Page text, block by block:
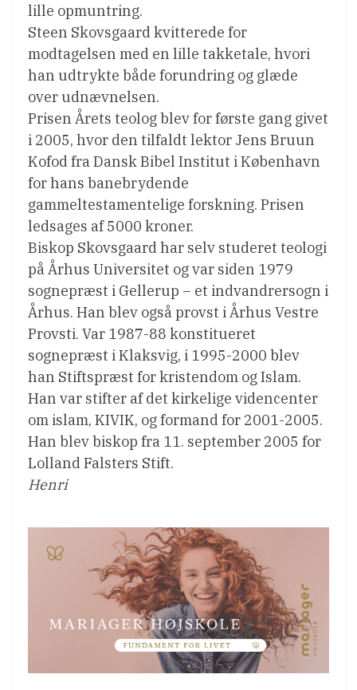
lille opmuntring.
Steen Skovsgaard kvitterede for
modtagelsen med en lille takketale, hvori
han udtrykte både forundring og glæde
over udnævnelsen.
Prisen Årets teolog blev for første gang givet
i 2005, hvor den tilfaldt lektor Jens Bruun
Kofod fra Dansk Bibel Institut i København
for hans banebrydende
gammeltestamentelige forskning. Prisen
ledsages af 5000 kroner.
Biskop Skovsgaard har selv studeret teologi
på Århus Universitet og var siden 1979
sognepræst i Gellerup – et indvandrersogn i
Århus. Han blev også provst i Århus Vestre
Provsti. Var 1987-88 konstitueret
sognepræst i Klaksvig, i 1995-2000 blev
han Stiftspræst for kristendom og Islam.
Han var stifter af det kirkelige videncenter
om islam, KIVIK, og formand for 2001-2005.
Han blev biskop fra 11. september 2005 for
Lolland Falsters Stift.
Henri